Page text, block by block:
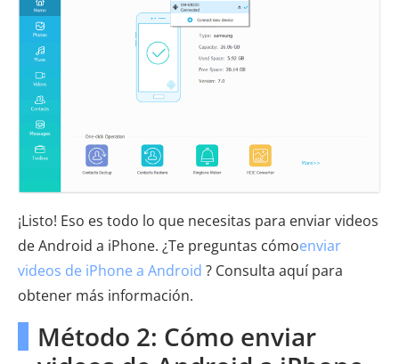
¡Listo! Eso es todo lo que necesitas para enviar videos
de Android a iPhone. ¿Te preguntas cómoenviar
videos de iPhone a Android ? Consulta aquí para
obtener más información.
Método 2: Cómo enviar